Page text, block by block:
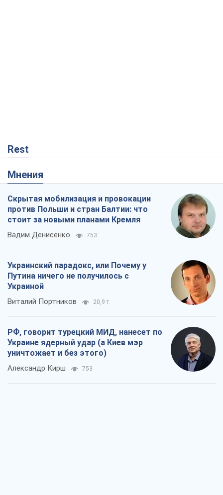
Rest
Мнения
Скрытая мобилизация и провокации
против Польши и стран Балтии: что
стоит за новыми планами Кремля
Вадим Денисенко 753
Украинский парадокс, или Почему у
Путина ничего не получилось с
Украиной
Виталий Портников 20,9 т.
РФ, говорит турецкий МИД, нанесет по
Украине ядерный удар (а Киев мэр
уничтожает и без этого)
Александр Кирш 753